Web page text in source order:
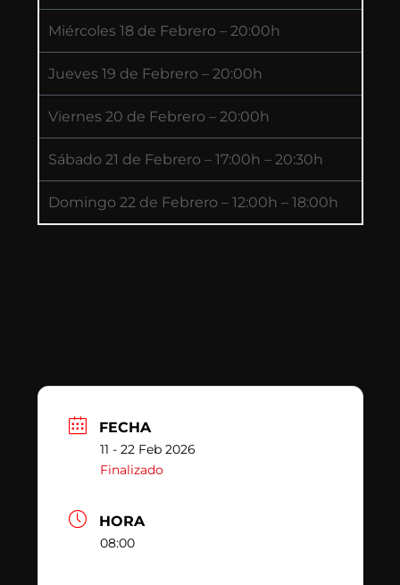
Miércoles 18 de Febrero – 20:00h
Jueves 19 de Febrero – 20:00h
Viernes 20 de Febrero – 20:00h
Sábado 21 de Febrero – 17:00h – 20:30h
Domingo 22 de Febrero – 12:00h – 18:00h
FECHA
11 - 22 Feb 2026
Finalizado
HORA
08:00